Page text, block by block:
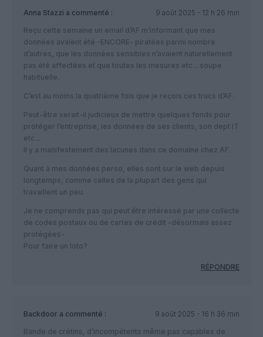
Anna Stazzi a commenté :
9 août 2025 - 12 h 26 min
Reçu cette semaine un email d’AF m’informant que mes
données avaient été -ENCORE- piratées parmi nombre
d’autres, que les données sensibles n’avaient naturellement
pas été affectées et que toutes les mesures etc .. soupe
habituelle.
C’est au moins la quatrième fois que je reçois ces trucs d’AF.
Peut-être serait-il judicieux de mettre quelques fonds pour
protéger l’entreprise, les données de ses clients, son dept IT
etc ..
Il y a manifestement des lacunes dans ce domaine chez AF.
Quant à mes données perso, elles sont sur le web depuis
longtemps, comme celles de la plupart des gens qui
travaillent un peu.
Je ne comprends pas qui peut être intéressé par une collecte
de codes postaux ou de cartes de crédit -désormais assez
protégées-
Pour faire un loto?
RÉPONDRE
Backdoor a commenté :
9 août 2025 - 16 h 36 min
Bande de crétins, d’incompétents même pas capables de